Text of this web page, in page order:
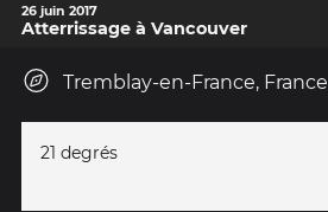
26 juin 2017
Atterrissage à Vancouver
Tremblay-en-France, France
21 degrés